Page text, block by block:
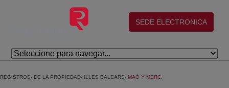
Salta al contingut principal
(abre en nueva ventana)
SEDE ELECTRONICA
REGISTROS DE LA PROPIEDAD ILLES BALEARS MAÓ Y MERC.